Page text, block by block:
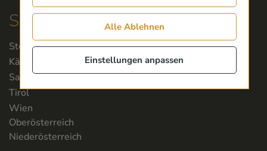
Servicestellen
Steiermark
Kärnten
Salzburg
Tirol
Wien
Oberösterreich
Niederösterreich
Einstellungen anpassen
Alle Ablehnen